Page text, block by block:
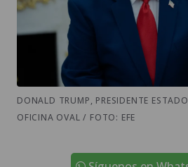
DONALD TRUMP, PRESIDENTE
OFICINA OVAL / FOTO: EFE
Síguenos en
El presidente